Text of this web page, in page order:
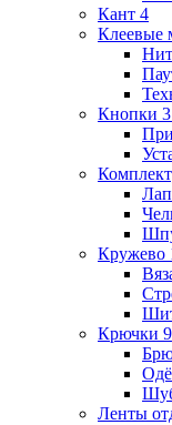
Кант 4
Клеевые
Кнопки
Кружево
Крючки 9
Ленты